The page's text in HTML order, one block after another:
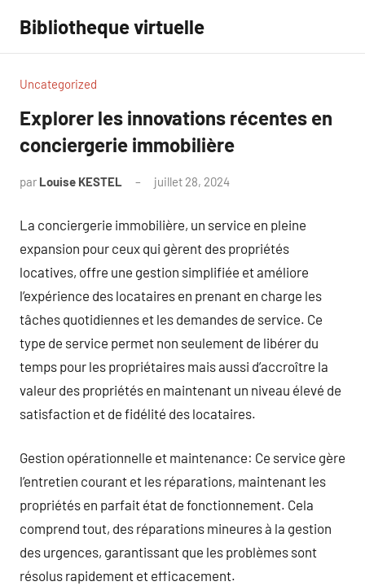
contenu
Bibliotheque virtuelle
Uncategorized
Explorer les innovations récentes en
conciergerie immobilière
par Louise KESTEL juillet 28, 2024
La conciergerie immobilière, un service en pleine
expansion pour ceux qui gèrent des propriétés
locatives, offre une gestion simplifiée et améliore
l’expérience des locataires en prenant en charge les
tâches quotidiennes et les demandes de service. Ce
type de service permet non seulement de libérer du
temps pour les propriétaires mais aussi d’accroître la
valeur des propriétés en maintenant un niveau élevé de
satisfaction et de fidélité des locataires.
Gestion opérationnelle et maintenance: Ce service gère
l’entretien courant et les réparations, maintenant les
propriétés en parfait état de fonctionnement. Cela
comprend tout, des réparations mineures à la gestion
des urgences, garantissant que les problèmes sont
résolus rapidement et efficacement.